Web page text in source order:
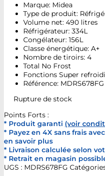
Marque: Midea
Type de produit:
Volume net: 490 litres
Réfrigérateur: 334L
Congélateur: 156L
Classe énergétique: A+
Nombre de tiroirs: 4
Total No Frost
Fonctions Super
Référence: MDRS678FG
Rupture de stock
Points Forts :
* Produit garanti (voir
* Payez en 4X sans frais
en savoir plus
* Livraison calculée selon
* Retrait en magasin
UGS : MDRS678FG